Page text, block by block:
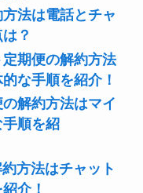
法は電話とチャ
？
期便の解約方法
な手順を紹介！
解約方法はマイ
順を紹
方法はチャット
介！